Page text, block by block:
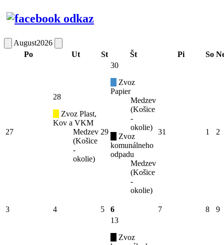
August2026
Po
Ut St Št Pi So
27
28
Zvoz Plast,
Kov a VKM
Medzev
(Košice
-
okolie)
29
30
Zvoz
Papier
Medzev
(Košice
-
okolie)
Zvoz
komunálneho
odpadu
Medzev
(Košice
-
okolie)
31 1 2
3 4 5 6 7 8
9
13
Zvoz